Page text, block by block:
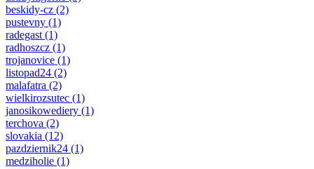
beskidy-cz (2)
pustevny (1)
radegast (1)
radhoszcz (1)
trojanovice (1)
listopad24 (2)
malafatra (2)
wielkirozsutec (1)
janosikowediery (1)
terchova (2)
slovakia (12)
pazdziernik24 (1)
medziholie (1)